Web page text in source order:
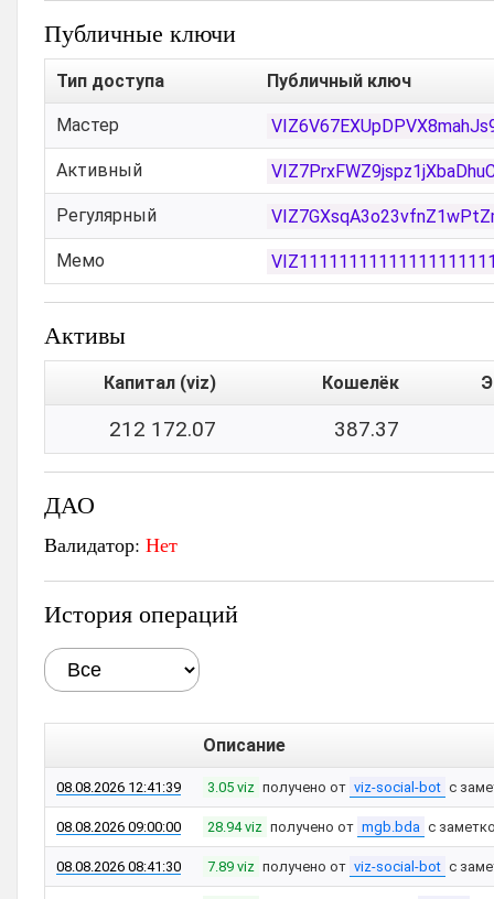
Публичные ключи
Тип доступа Публичный ключ
Мастер
Активный
Регулярный
Мемо
Активы
Капитал (viz) Кошелёк
212 172.07 387.37
ДАО
Валидатор: Нет
История операций
Описание
08.08.2026 12:41:39 3.05 viz получено от viz-social-bot с
08.08.2026 09:00:00 28.94 viz получено от mgb.bda с
08.08.2026 08:41:30 7.89 viz получено от viz-social-bot с